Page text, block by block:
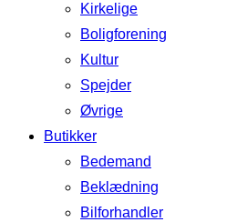
Kirkelige
Boligforening
Kultur
Spejder
Øvrige
Butikker
Bedemand
Beklædning
Bilforhandler